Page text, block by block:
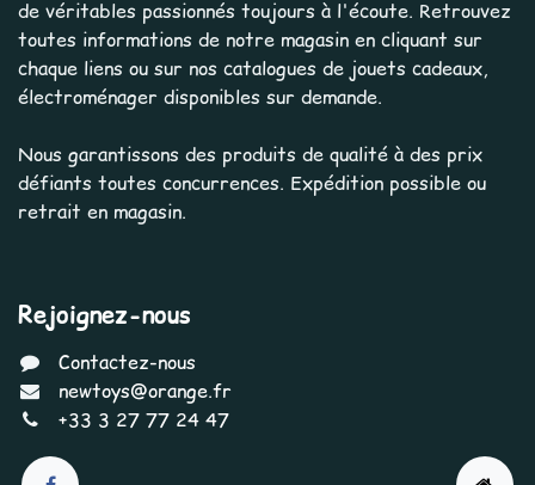
de véritables passionnés toujours à l'écoute. Retrouvez
toutes informations de notre magasin en cliquant sur
chaque liens ou sur nos catalogues de jouets cadeaux,
électroménager disponibles sur demande.
Nous garantissons des produits de qualité à des prix
défiants toutes concurrences. Expédition possible ou
retrait en magasin.
Rejoignez-nous
Contactez-nous
newtoys@orange.fr
+33 3 27 77 24 47